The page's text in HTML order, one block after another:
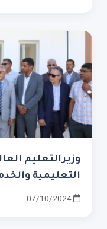
وزيرالتعليم
التعليمية
07/10/2024